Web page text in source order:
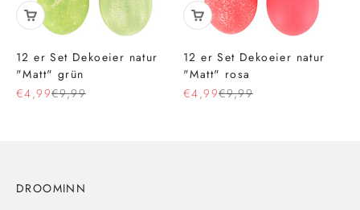
12 er Set Dekoeier natur
"Matt" grün
Angebot
€4,99Regulärer Preis
€9,99
12 er Set Dekoeier natur
"Matt" rosa
Angebot
€4,99Regulärer Preis
€9,99
DROOMINN